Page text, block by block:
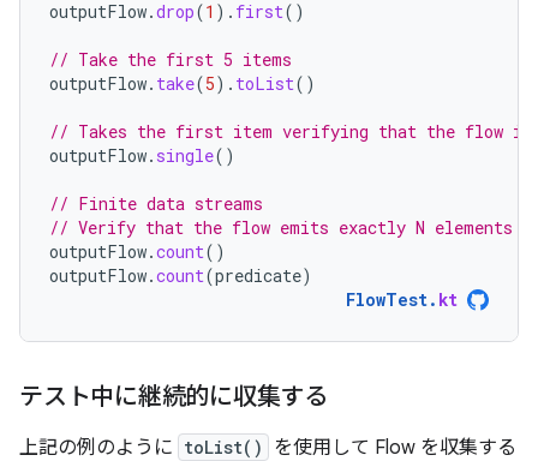
outputFlow.drop(1 ). first()
// Take the first 5 items
outputFlow. take(5). toList()
// Takes the first item verifying that the flow is
outputFlow. single()
// Finite data streams
// Verify that the flow emits exactly N elements
outputFlow.count()
outputFlow.count(predicate)
FlowTest. kt
テスト中に継続的に収集する
上記の例のように toList()
を使用して Flow を収集する